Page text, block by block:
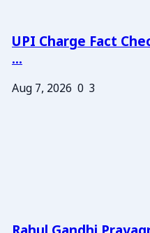
UPI Charge Fact
...
Aug 7, 2026 0 3